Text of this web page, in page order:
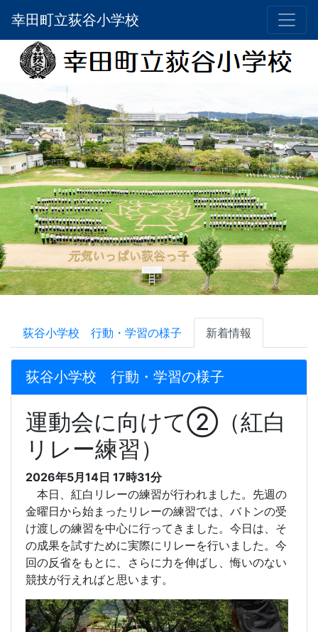
幸田町立荻谷小学校
荻谷小学校 行動・学習の様子 新着情報
荻谷小学校 行動・学習の様子
運動会に向けて②（紅白
リレー練習）
2026年5月14日 17時31分
本日、紅白リレーの練習が行われました。先週の
金曜日から始まったリレーの練習では、バトンの受
け渡しの練習を中心に行ってきました。今日は、そ
の成果を試すために実際にリレーを行いました。今
回の反省をもとに、さらに力を伸ばし、悔いのない
競技が行えればと思います。